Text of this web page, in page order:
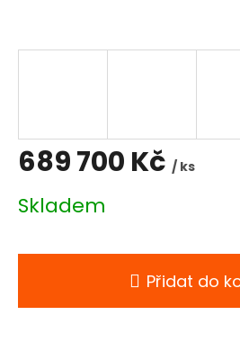
689 700 Kč / ks
cena:
Skladem
Přidat do